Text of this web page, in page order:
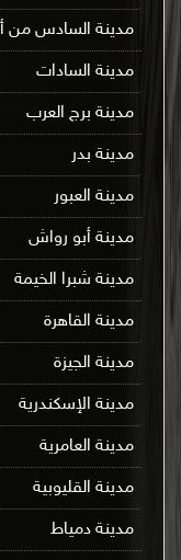
مدينة السادس من
مدينة السادات
مدينة برج العرب
مدينة بدر
مدينة العبور
مدينة أبو رواش
مدينة شبرا الخيمة
مدينة القاهرة
مدينة الجيزة
مدينة الإسكندرية
مدينة العامرية
مدينة القليوبية
مدينة دمياط